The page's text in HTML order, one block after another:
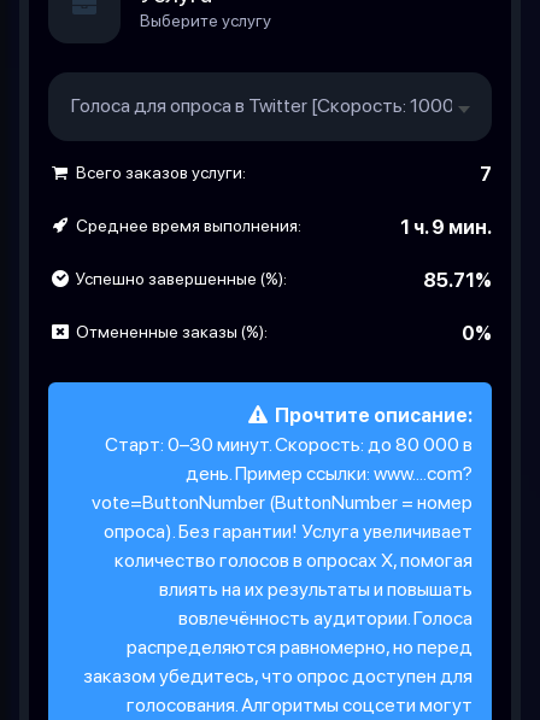
Выберите услугу
Голоса для опроса в Twitter [Скорость: 1000/Час].
Всего заказов услуги: 7
Среднее время выполнения: 1 ч. 9 мин.
Успешно завершенные (%): 85.71%
Отмененные заказы (%): 0%
Прочтите описание:
Старт: 0–30 минут. Скорость: до 80 000 в
день. Пример ссылки: www....com?
vote=ButtonNumber (ButtonNumber = номер
опроса). Без гарантии! Услуга увеличивает
количество голосов в опросах X, помогая
влиять на их результаты и повышать
вовлечённость аудитории. Голоса
распределяются равномерно, но перед
заказом убедитесь, что опрос доступен для
голосования. Алгоритмы соцсети могут